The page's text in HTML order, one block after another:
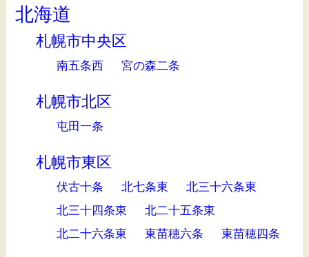
北海道
札幌市中央区
南五条西 宮の森二条
札幌市北区
屯田一条
札幌市東区
伏古十条 北七条東
北三十六条東
北三十四条東
北二十五条東
北二十六条東
東苗穂六条 東苗穂四条